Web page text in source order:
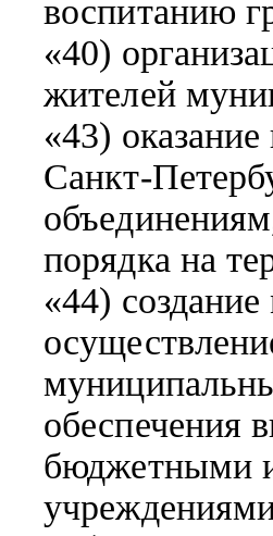
воспитанию
«40)
жителей
«43)
Санкт-
порядка на
«44)
обеспечения
бюджетными